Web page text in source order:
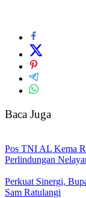
Baca Juga
Pos TNI AL Kema
Perlindungan
Perkuat Sinergi,
Sam Ratulangi